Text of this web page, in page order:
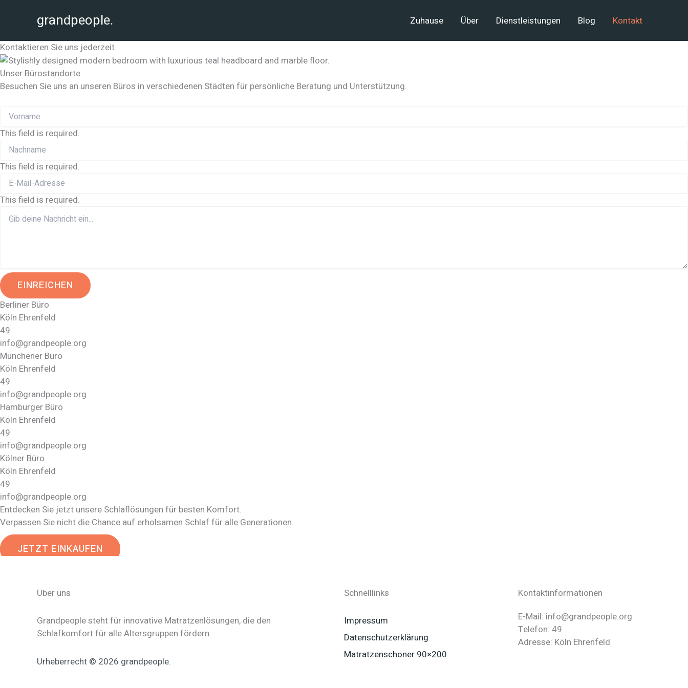
grandpeople. Zuhause Über Dienstleistungen Blog Kontakt
Kontaktieren Sie uns jederzeit
Unser Bürostandorte
Besuchen Sie uns an unseren Büros in verschiedenen Städten für persönliche Beratung und Unterstützung.
This field is required.
This field is required.
This field is required.
EINREICHEN
Berliner Büro
Köln Ehrenfeld
49
info@grandpeople.org
Münchener Büro
Köln Ehrenfeld
49
info@grandpeople.org
Hamburger Büro
Köln Ehrenfeld
49
info@grandpeople.org
Kölner Büro
Köln Ehrenfeld
49
info@grandpeople.org
Entdecken Sie jetzt unsere Schlaflösungen für besten Komfort.
Verpassen Sie nicht die Chance auf erholsamen Schlaf für alle Generationen.
JETZT EINKAUFEN
Über uns
Grandpeople steht für innovative Matratzenlösungen, die den
Schlafkomfort für alle Altersgruppen fördern.
Urheberrecht © 2026 grandpeople.
Schnelllinks
Impressum
Datenschutzerklärung
Matratzenschoner 90×200
Kontaktinformationen
E-Mail: info@grandpeople.org
Telefon: 49
Adresse: Köln Ehrenfeld